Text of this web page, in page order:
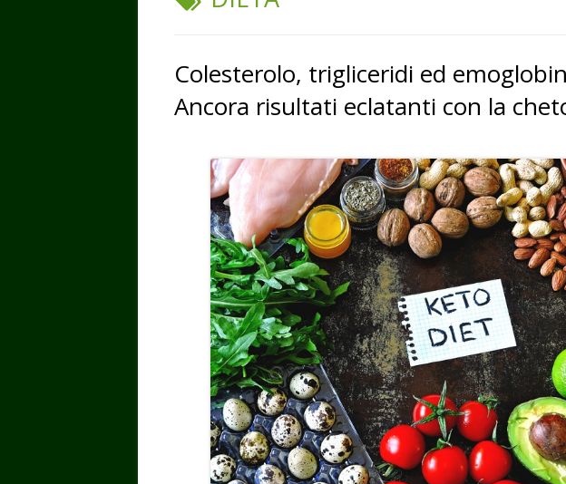
Colesterolo, trigliceridi ed
Ancora risultati eclatanti con la